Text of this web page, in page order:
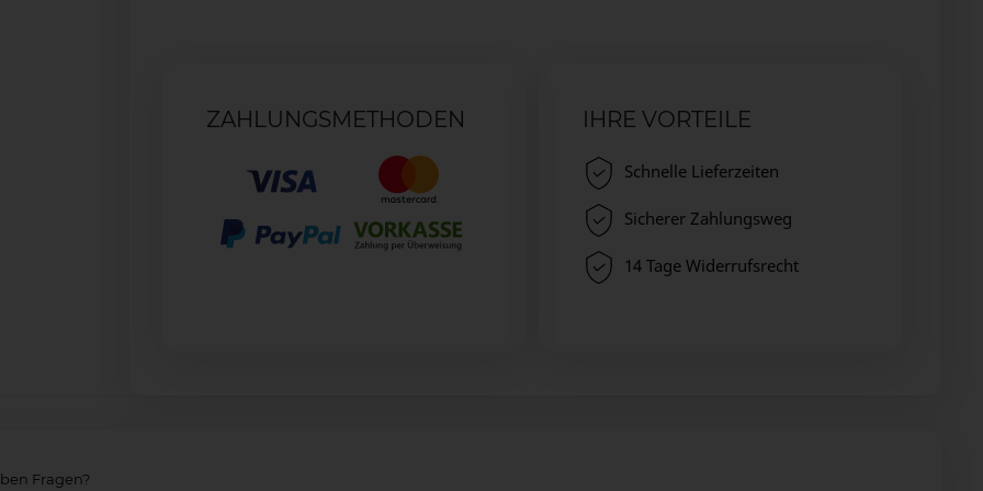
ZAHLUNGSMETHODEN IHRE VORTEILE
Schnelle Lieferzeiten
Sicherer Zahlungsweg
14 Tage Widerrufsrecht
Fragen?